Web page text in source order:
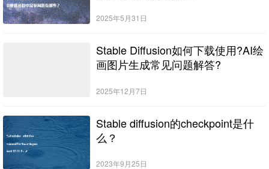
2025年5月31日
Stable Diffusion如何下载使用?AI绘
画图片生成常见问题解答?
2025年12月7日
Stable diffusion的checkpoint是什
么？
2023年9月25日